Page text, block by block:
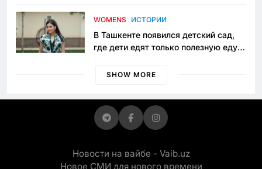
приговору
WOMENS ИСТОРИИ
В Ташкенте появился детский сад,
где дети едят только полезную еду.
просить «кашу без сахара»
SHOW MORE
Новости на вайбе - Vaib.uz
Новое СМИ для нового времени